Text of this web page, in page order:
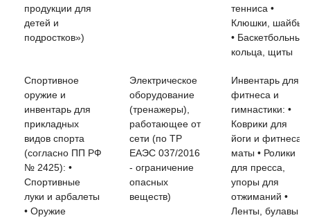
продукции для
детей и
подростков»)
тенниса •
Клюшки, шайбы
• Баскетбольные
кольца, щиты
Спортивное
оружие и
инвентарь для
прикладных
видов спорта
(согласно ПП РФ
№ 2425): •
Спортивные
луки и арбалеты
• Оружие
Электрическое
оборудование
(тренажеры),
работающее от
сети (по ТР
ЕАЭС 037/2016
- ограничение
опасных
веществ)
Инвентарь для
фитнеса и
гимнастики: •
Коврики для
йоги и фитнеса,
маты • Ролики
для пресса,
упоры для
отжиманий •
Ленты, булавы